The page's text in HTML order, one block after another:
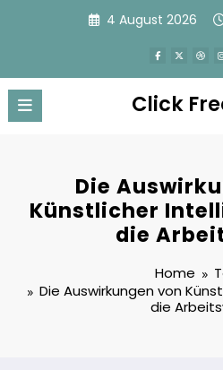
4 August 2026
Click
Die
Künstlicher
die
Home
Die Auswirkungen von
die